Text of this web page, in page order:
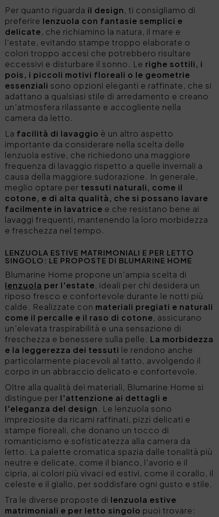
Per quanto riguarda il design, ti consigliamo di
preferire lenzuola con fantasie semplici e
delicate, che richiamino la natura, il mare e
l'estate, evitando stampe troppo elaborate o
colori troppo accesi che potrebbero risultare
eccessivi e disturbare il sonno. Le righe sottili, i
pois, i piccoli motivi floreali o le geometrie
essenziali sono opzioni eleganti e raffinate, che si
adattano a qualsiasi stile di arredamento e creano
un'atmosfera rilassante e accogliente nella
camera da letto.
La facilità di lavaggio è un altro aspetto
importante da considerare nella scelta delle
lenzuola estive, che richiedono una maggiore
frequenza di lavaggio rispetto a quelle invernali a
causa della maggiore sudorazione. In generale,
meglio optare per tessuti naturali, come il
cotone, e di alta qualità, che si possano lavare
facilmente in lavatrice e che resistano bene ai
lavaggi frequenti, mantenendo la loro morbidezza
e freschezza nel tempo.
LENZUOLA ESTIVE MATRIMONIALI E PER LETTO
SINGOLO: LE PROPOSTE DI BLUMARINE HOME
Blumarine Home propone un'ampia scelta di
lenzuola per l'estate, ideali per chi desidera un
riposo fresco e confortevole durante le notti più
calde. Realizzate con materiali pregiati e naturali
come il percalle e il raso di cotone, assicurano
un'elevata traspirabilità e una sensazione di
freschezza e benessere sulla pelle. La morbidezza
e la leggerezza dei tessuti le rendono anche
particolarmente piacevoli al tatto, avvolgendo il
corpo in un abbraccio delicato e confortevole.
Oltre alla qualità dei materiali, Blumarine Home si
distingue per l'attenzione ai dettagli e
l'eleganza del design. Le lenzuola sono
impreziosite da ricami raffinati, pizzi delicati e
stampe floreali, che donano un tocco di
romanticismo e sofisticatezza alla camera da
letto. La palette cromatica spazia dalle tonalità più
neutre e delicate, come il bianco, l'avorio e il
cipria, ai colori più vivaci ed estivi, come il corallo, il
celeste e il giallo, per soddisfare ogni gusto e stile.
Tra le diverse proposte di lenzuola estive
matrimoniali e per letto singolo puoi trovare: